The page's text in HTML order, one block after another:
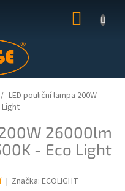
KOŠÍK
LED pouliční lampa 200W
Light
26000lm
- Eco Light
Značka: ECOLIGHT